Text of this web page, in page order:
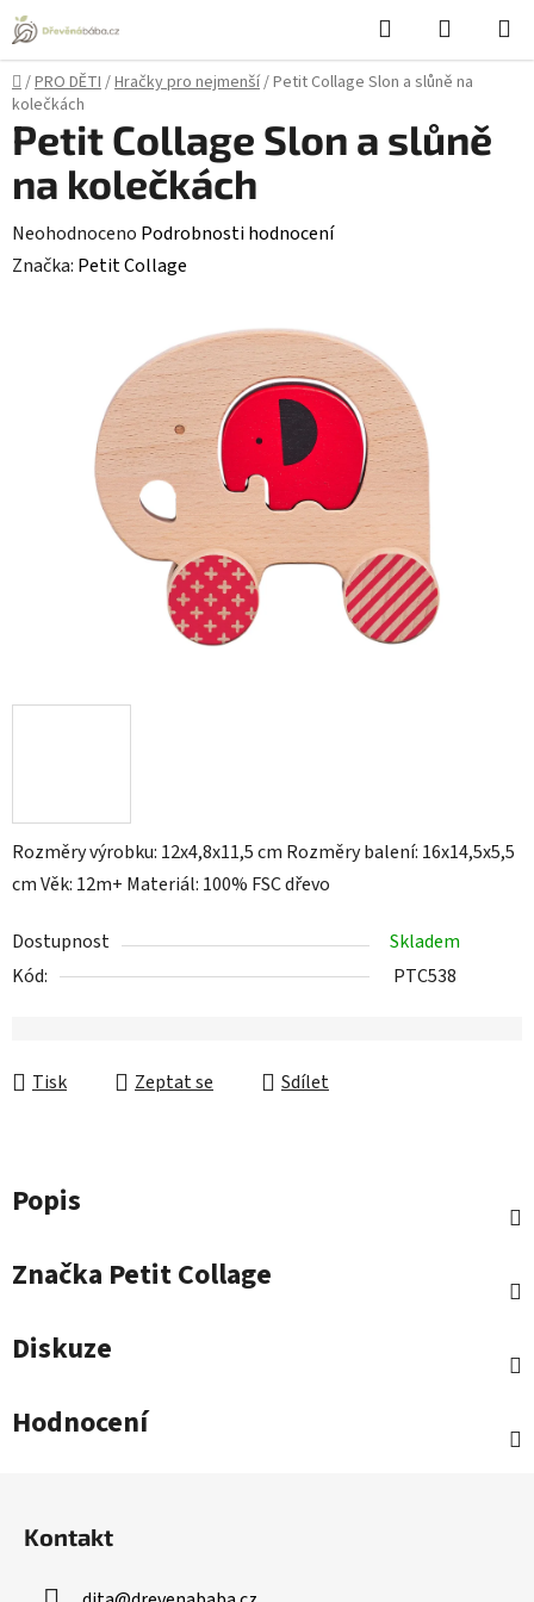
Přejít
na
obsah
Hledat
KOŠÍK
Domů
/PRO DĚTI/Hračky pro nejmenší/Petit Collage Slon a slůně na
kolečkách
Rozměry výrobku: 12x4,8x11,5 cm Rozměry balení: 16x14,5x5,5
cm Věk: 12m+ Materiál: 100% FSC dřevo
Dostupnost
Skladem
Kód:
PTC538
Tisk Zeptat se Sdílet
Petit Collage Slon a slůně
na kolečkách
Průměrné
hodnocení
Neohodnoceno Podrobnosti hodnocení
Značka: Petit Collage
Popis
Značka Petit Collage
Diskuze
Hodnocení
Kontakt